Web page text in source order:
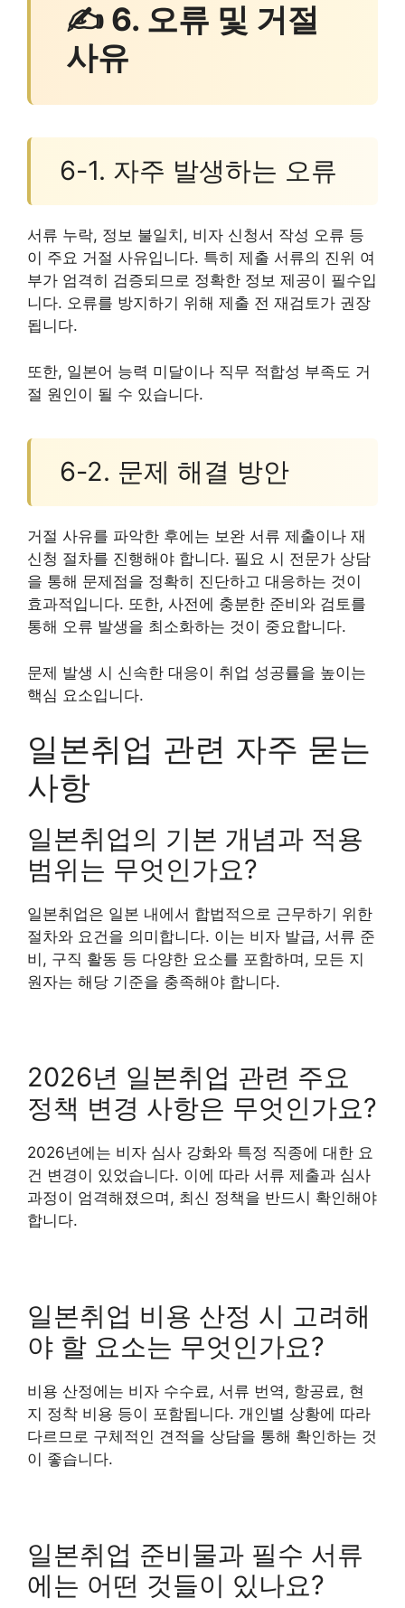
✍ 6. 오류 및 거절
사유
6-1. 자주 발생하는 오류
서류 누락, 정보 불일치, 비자 신청서 작성 오류 등
이 주요 거절 사유입니다. 특히 제출 서류의 진위 여
부가 엄격히 검증되므로 정확한 정보 제공이 필수입
니다. 오류를 방지하기 위해 제출 전 재검토가 권장
됩니다.
또한, 일본어 능력 미달이나 직무 적합성 부족도 거
절 원인이 될 수 있습니다.
6-2. 문제 해결 방안
거절 사유를 파악한 후에는 보완 서류 제출이나 재
신청 절차를 진행해야 합니다. 필요 시 전문가 상담
을 통해 문제점을 정확히 진단하고 대응하는 것이
효과적입니다. 또한, 사전에 충분한 준비와 검토를
통해 오류 발생을 최소화하는 것이 중요합니다.
문제 발생 시 신속한 대응이 취업 성공률을 높이는
핵심 요소입니다.
일본취업 관련 자주 묻는
사항
일본취업의 기본 개념과 적용
범위는 무엇인가요?
일본취업은 일본 내에서 합법적으로 근무하기 위한
절차와 요건을 의미합니다. 이는 비자 발급, 서류 준
비, 구직 활동 등 다양한 요소를 포함하며, 모든 지
원자는 해당 기준을 충족해야 합니다.
2026년 일본취업 관련 주요
정책 변경 사항은 무엇인가요?
2026년에는 비자 심사 강화와 특정 직종에 대한 요
건 변경이 있었습니다. 이에 따라 서류 제출과 심사
과정이 엄격해졌으며, 최신 정책을 반드시 확인해야
합니다.
일본취업 비용 산정 시 고려해
야 할 요소는 무엇인가요?
비용 산정에는 비자 수수료, 서류 번역, 항공료, 현
지 정착 비용 등이 포함됩니다. 개인별 상황에 따라
다르므로 구체적인 견적을 상담을 통해 확인하는 것
이 좋습니다.
일본취업 준비물과 필수 서류
에는 어떤 것들이 있나요?